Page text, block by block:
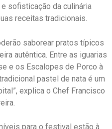
sofisticação da culinária
receitas tradicionais.
saborear pratos típicos
autêntica. Entre as iguarias
e os Escalopes de Porco à
pastel de nata é um
explica o Chef Francisco
para o festival estão à